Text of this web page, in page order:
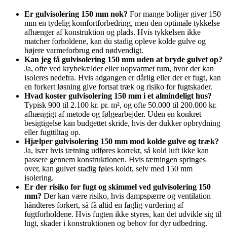
Er gulvisolering 150 mm nok? For mange boliger giver 150
mm en tydelig komfortforbedring, men den optimale tykkelse
afhænger af konstruktion og plads. Hvis tykkelsen ikke
matcher forholdene, kan du stadig opleve kolde gulve og
højere varmeforbrug end nødvendigt.
Kan jeg få gulvisolering 150 mm uden at bryde gulvet op?
Ja, ofte ved krybekælder eller uopvarmet rum, hvor der kan
isoleres nedefra. Hvis adgangen er dårlig eller der er fugt, kan
en forkert løsning give fortsat træk og risiko for fugtskader.
Hvad koster gulvisolering 150 mm i et almindeligt hus?
Typisk 900 til 2.100 kr. pr. m², og ofte 50.000 til 200.000 kr.
afhængigt af metode og følgearbejder. Uden en konkret
besigtigelse kan budgettet skride, hvis der dukker opbrydning
eller fugttiltag op.
Hjælper gulvisolering 150 mm mod kolde gulve og træk?
Ja, især hvis tætning udføres korrekt, så kold luft ikke kan
passere gennem konstruktionen. Hvis tætningen springes
over, kan gulvet stadig føles koldt, selv med 150 mm
isolering.
Er der risiko for fugt og skimmel ved gulvisolering 150
mm? Der kan være risiko, hvis dampspærre og ventilation
håndteres forkert, så få altid en faglig vurdering af
fugtforholdene. Hvis fugten ikke styres, kan det udvikle sig til
lugt, skader i konstruktionen og behov for dyr udbedring.